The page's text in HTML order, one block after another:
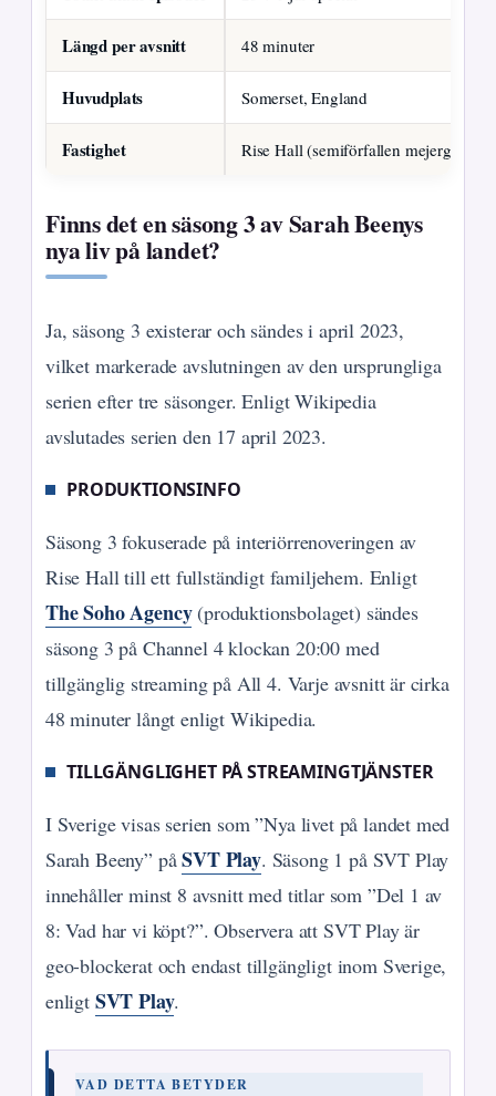
Längd per avsnitt 48 minuter
Huvudplats Somerset, England
Fastighet Rise Hall (semiförfallen mejergård)
Finns det en säsong 3 av Sarah Beenys
nya liv på landet?
Ja, säsong 3 existerar och sändes i april 2023,
vilket markerade avslutningen av den ursprungliga
serien efter tre säsonger. Enligt Wikipedia
avslutades serien den 17 april 2023.
PRODUKTIONSINFO
Säsong 3 fokuserade på interiörrenoveringen av
Rise Hall till ett fullständigt familjehem. Enligt
The Soho Agency(produktionsbolaget) sändes
säsong 3 på Channel 4 klockan 20:00 med
tillgänglig streaming på All 4. Varje avsnitt är cirka
48 minuter långt enligt Wikipedia.
TILLGÄNGLIGHET PÅ STREAMINGTJÄNSTER
I Sverige visas serien som ”Nya livet på landet med
Sarah Beeny” påSVT Play. Säsong 1 på SVT Play
innehåller minst 8 avsnitt med titlar som ”Del 1 av
8: Vad har vi köpt?”. Observera att SVT Play är
geo-blockerat och endast tillgängligt inom Sverige,
enligt SVT Play.
VAD DETTA BETYDER